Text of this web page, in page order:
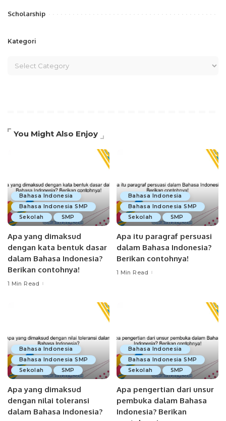
Scholarship
Kategori
You Might Also Enjoy
Bahasa Indonesia
Bahasa Indonesia SMP
Sekolah
SMP
Apa yang dimaksud
dengan kata bentuk dasar
dalam Bahasa Indonesia?
Berikan contohnya!
1 Min Read
Bahasa Indonesia
Bahasa Indonesia SMP
Sekolah
SMP
Apa itu paragraf persuasi
dalam Bahasa Indonesia?
Berikan contohnya!
1 Min Read
Bahasa Indonesia
Bahasa Indonesia SMP
Sekolah
SMP
Apa yang dimaksud
dengan nilai toleransi
dalam Bahasa Indonesia?
Bahasa Indonesia
Bahasa Indonesia SMP
Sekolah
SMP
Apa pengertian dari unsur
pembuka dalam Bahasa
Indonesia? Berikan